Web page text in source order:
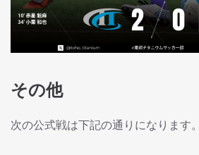
その他
次の公式戦は下記の通りになります。